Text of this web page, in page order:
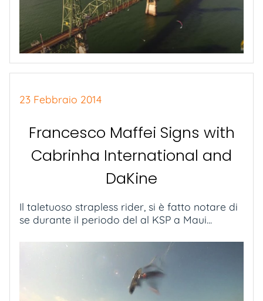
23 Febbraio 2014
Francesco Maffei Signs with
Cabrinha International and
DaKine
Il taletuoso strapless rider, si è fatto notare di
se durante il periodo del al KSP a Maui...